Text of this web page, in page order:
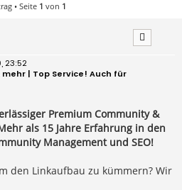
• Seite 1 von 1
23:52
| Top Service! Auch für
Premium Community &
als 15 Jahre Erfahrung in den
Management und SEO!
den Linkaufbau zu kümmern? Wir